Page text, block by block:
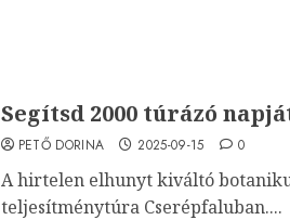
Segítsd 2000 túrázó
PETŐ DORINA 2025-09-15 0
A hirtelen elhunyt kiváltó
teljesítménytúra Cserépfaluban....